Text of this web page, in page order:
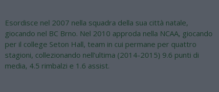
Esordisce nel 2007 nella squadra della sua città natale,
giocando nel BC Brno. Nel 2010 approda nella NCAA, giocando
per il college Seton Hall, team in cui permane per quattro
stagioni, collezionando nell’ultima (2014-2015) 9.6 punti di
media, 4.5 rimbalzi e 1.6 assist.